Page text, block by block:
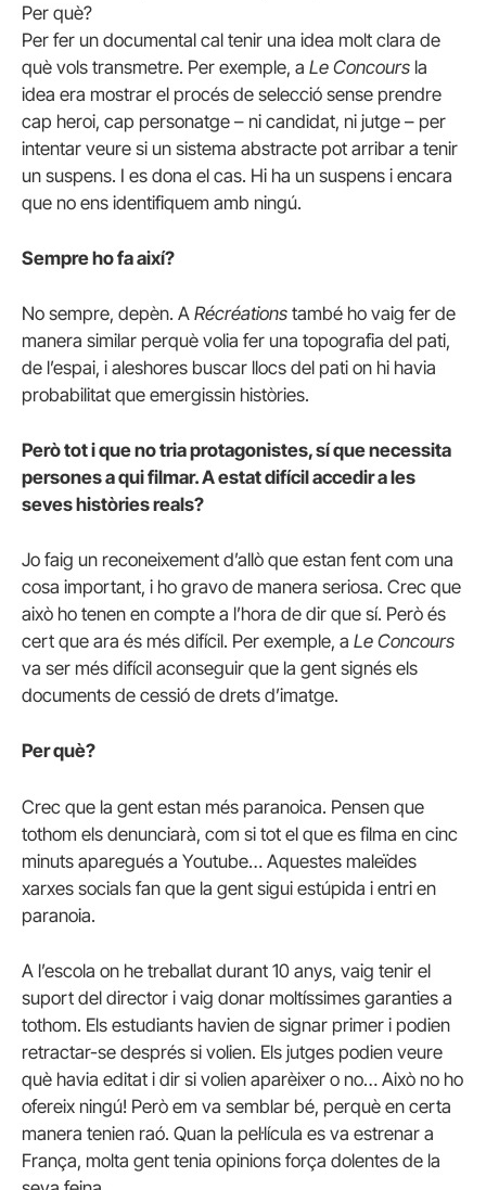
Per què?
Per fer un documental cal tenir una idea molt clara de
què vols transmetre. Per exemple, a Le Concours la
idea era mostrar el procés de selecció sense prendre
cap heroi, cap personatge – ni candidat, ni jutge – per
intentar veure si un sistema abstracte pot arribar a tenir
un suspens. I es dona el cas. Hi ha un suspens i encara
que no ens identifiquem amb ningú.
Sempre ho fa així?
No sempre, depèn. A Récréations també ho vaig fer de
manera similar perquè volia fer una topografia del pati,
de l’espai, i aleshores buscar llocs del pati on hi havia
probabilitat que emergissin històries.
Però tot i que no tria protagonistes, sí que necessita
persones a qui filmar. A estat difícil accedir a les
seves històries reals?
Jo faig un reconeixement d’allò que estan fent com una
cosa important, i ho gravo de manera seriosa. Crec que
això ho tenen en compte a l’hora de dir que sí. Però és
cert que ara és més difícil. Per exemple, a Le Concours
va ser més difícil aconseguir que la gent signés els
documents de cessió de drets d’imatge.
Per què?
Crec que la gent estan més paranoica. Pensen que
tothom els denunciarà, com si tot el que es filma en cinc
minuts aparegués a Youtube… Aquestes maleïdes
xarxes socials fan que la gent sigui estúpida i entri en
paranoia.
A l’escola on he treballat durant 10 anys, vaig tenir el
suport del director i vaig donar moltíssimes garanties a
tothom. Els estudiants havien de signar primer i podien
retractar-se després si volien. Els jutges podien veure
què havia editat i dir si volien aparèixer o no… Això no ho
ofereix ningú! Però em va semblar bé, perquè en certa
manera tenien raó. Quan la pel·lícula es va estrenar a
França, molta gent tenia opinions força dolentes de la